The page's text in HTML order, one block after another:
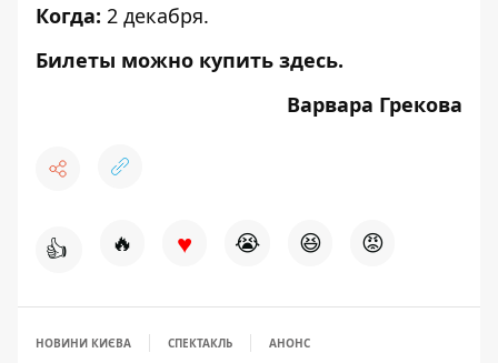
Когда: 2 декабря.
Билеты можно купить здесь.
Варвара Грекова
👍 🔥 ♥ 😭 😆 😡
НОВИНИ КИЄВА СПЕКТАКЛЬ АНОНС